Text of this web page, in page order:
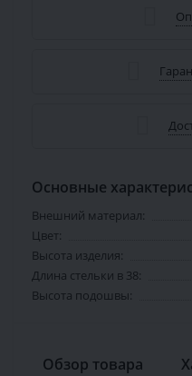
Основные
Внешний материал:
Цвет:
Высота изделия:
Длина стельки в 38:
Высота подошвы:
Обзор товара